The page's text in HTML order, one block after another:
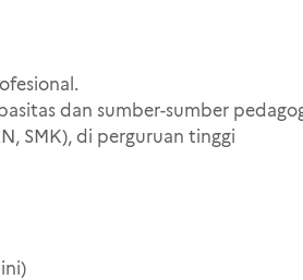
dan sumber-sumber
SMK), di perguruan tinggi